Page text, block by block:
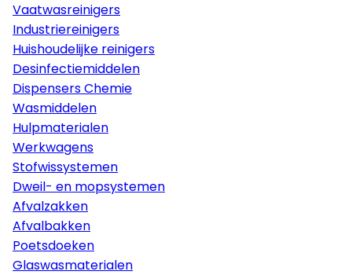
Vaatwasreinigers
Industriereinigers
Huishoudelijke reinigers
Desinfectiemiddelen
Dispensers Chemie
Wasmiddelen
Hulpmaterialen
Werkwagens
Stofwissystemen
Dweil- en mopsystemen
Afvalzakken
Afvalbakken
Poetsdoeken
Glaswasmaterialen